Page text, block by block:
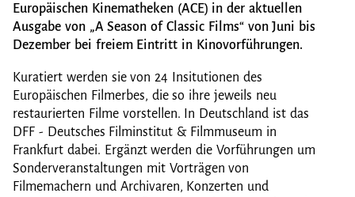
Europäischen Kinematheken (ACE) in der aktuellen
Ausgabe von „A Season of Classic Films“ von Juni bis
Dezember bei freiem Eintritt in Kinovorführungen.
Kuratiert werden sie von 24 Insitutionen des
Europäischen Filmerbes, die so ihre jeweils neu
restaurierten Filme vorstellen. In Deutschland ist das
DFF - Deutsches Filminstitut & Filmmuseum in
Frankfurt dabei. Ergänzt werden die Vorführungen um
Sonderveranstaltungen mit Vorträgen von
Filmemachern und Archivaren, Konzerten und